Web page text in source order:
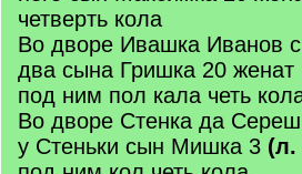
четверть кола
Во дворе Ивашка Иванов
два сына Гришка 20 женат
под ним пол кала четь
Во дворе Стенка да
у Стеньки сын Мишка 3 (л.